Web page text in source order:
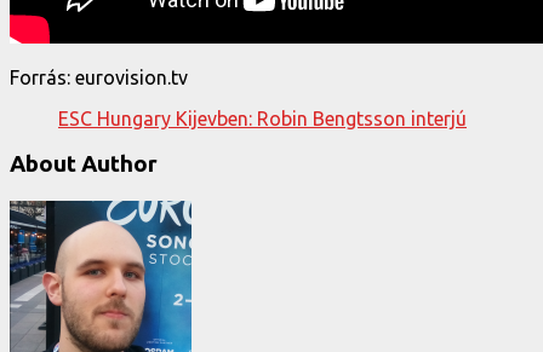
Forrás: eurovision.tv
ESC Hungary Kijevben: Robin Bengtsson interjú
About Author